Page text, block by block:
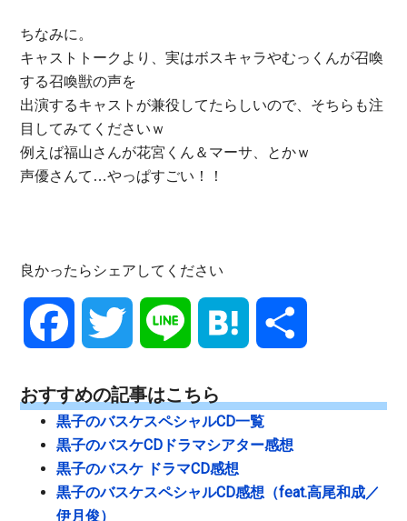
ちなみに。
キャストトークより、実はボスキャラやむっくんが召喚
する召喚獣の声を
出演するキャストが兼役してたらしいので、そちらも注
目してみてくださいｗ
例えば福山さんが花宮くん＆マーサ、とかｗ
声優さんて…やっぱすごい！！
良かったらシェアしてください
Facebook Twitter Line Hatena
おすすめの記事はこちら
黒子のバスケスペシャルCD一覧
黒子のバスケCDドラマシアター感想
黒子のバスケ ドラマCD感想
黒子のバスケスペシャルCD感想（feat.高尾和成／
伊月俊）